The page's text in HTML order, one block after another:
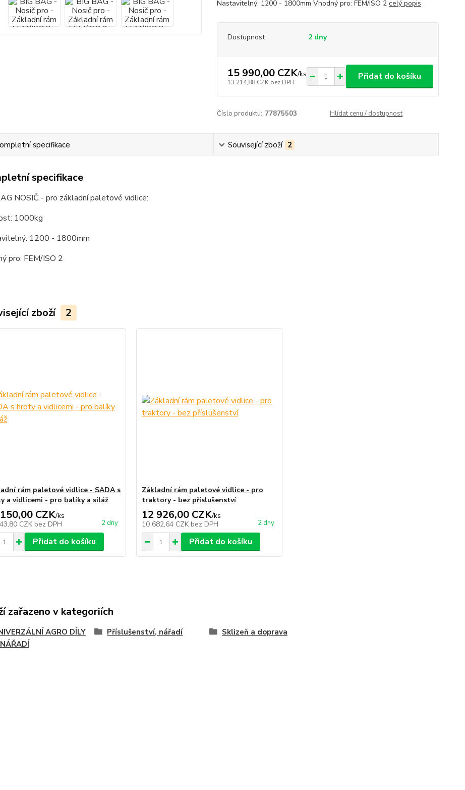
Nastavitelný: 1200 - 1800mm Vhodný pro: FEM/ISO 2 celý popis
Dostupnost 2 dny
15 990,00 CZK/ks
13 214,88 CZK bez DPH
Přidat do košíku
Číslo produktu: 77875503 Hlídat cenu / dostupnost
specifikace Související zboží 2
specifikace
NOSIČ - pro základní paletové vidlice:
1000kg
1200 - 1800mm
pro: FEM/ISO 2
zboží 2
rám paletové vidlice - SADA s
a vidlicemi - pro balíky a siláž
CZK/ks
CZK bez DPH 2 dny
Přidat do košíku
Základní rám paletové vidlice - pro
traktory - bez příslušenství
12 926,00 CZK/ks
10 682,64 CZK bez DPH 2 dny
Přidat do košíku
zařazeno v kategoriích
AGRO DÍLY
Příslušenství, nářadí Sklizeň a doprava